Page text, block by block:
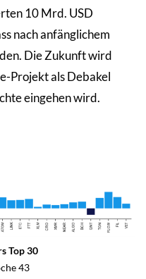
10 Mrd. USD
nach anfänglichem
Die Zukunft wird
Projekt als Debakel
eingehen wird.
Top 30
43